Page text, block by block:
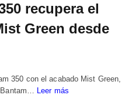
recupera el
Green desde
350 con el acabado Mist Green,
Bantam… Leer más